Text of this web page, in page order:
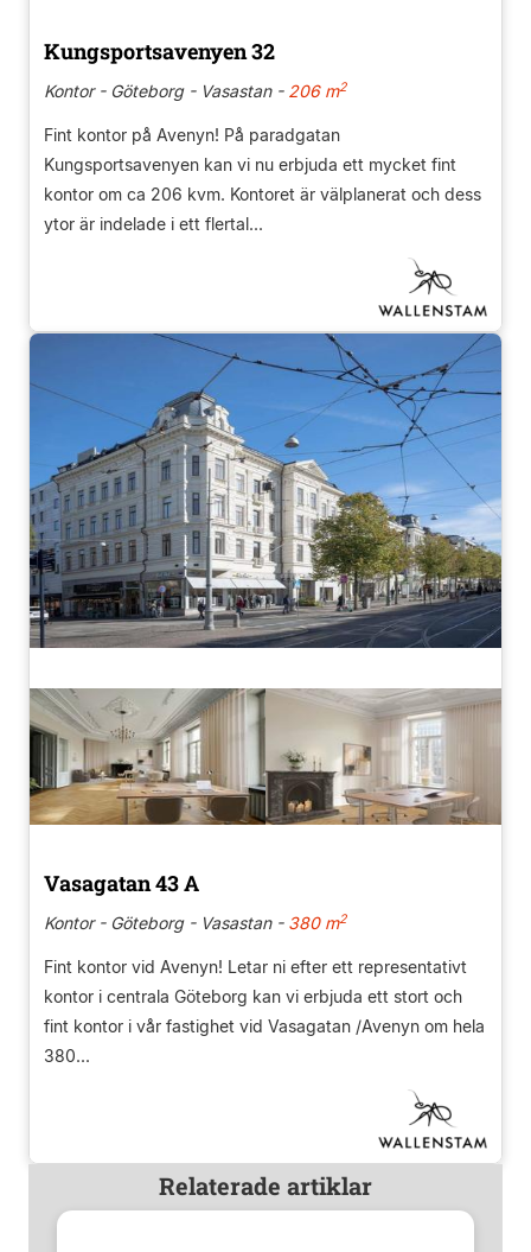
Kungsportsavenyen 32
Kontor - Göteborg - Vasastan -206 m2
Fint kontor på Avenyn! På paradgatan
Kungsportsavenyen kan vi nu erbjuda ett mycket fint
kontor om ca 206 kvm. Kontoret är välplanerat och dess
ytor är indelade i ett flertal...
Vasagatan 43 A
Kontor - Göteborg - Vasastan -380 m2
Fint kontor vid Avenyn! Letar ni efter ett representativt
kontor i centrala Göteborg kan vi erbjuda ett stort och
fint kontor i vår fastighet vid Vasagatan /Avenyn om hela
380...
Relaterade artiklar